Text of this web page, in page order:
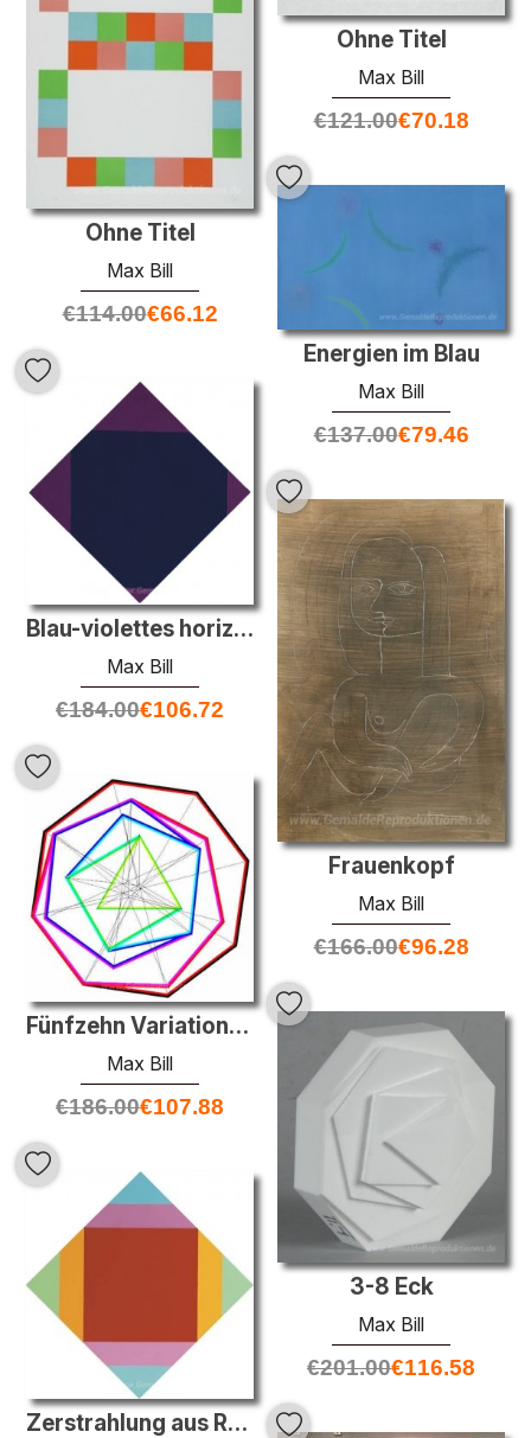
Ohne Titel
Max Bill
€121.00€70.18
Ohne Titel
Max Bill
€114.00€66.12
Energien im Blau
Max Bill
€137.00€79.46
Blau-violettes horizontal-vertikal-quadrat
Max Bill
€184.00€106.72
Frauenkopf
Max Bill
€166.00€96.28
Fünfzehn Variationen über ein einziges Thema, v. 14
Max Bill
€186.00€107.88
3-8 Eck
Max Bill
€201.00€116.58
Zerstrahlung aus Rotem Kern